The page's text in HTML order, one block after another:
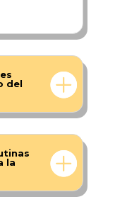
del
la